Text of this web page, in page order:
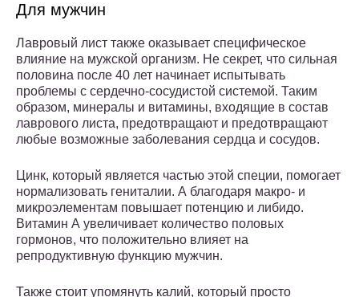
Для мужчин
Лавровый лист также оказывает специфическое
влияние на мужской организм. Не секрет, что сильная
половина после 40 лет начинает испытывать
проблемы с сердечно-сосудистой системой. Таким
образом, минералы и витамины, входящие в состав
лаврового листа, предотвращают и предотвращают
любые возможные заболевания сердца и сосудов.
Цинк, который является частью этой специи, помогает
нормализовать гениталии. А благодаря макро- и
микроэлементам повышает потенцию и либидо.
Витамин А увеличивает количество половых
гормонов, что положительно влияет на
репродуктивную функцию мужчин.
Также стоит упомянуть калий, который просто